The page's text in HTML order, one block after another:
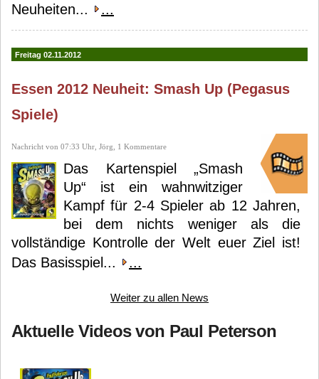
Neuheiten...
...
Freitag 02.11.2012
Essen 2012 Neuheit: Smash Up (Pegasus
Spiele)
Nachricht von 07:33 Uhr, Jörg, 1 Kommentare
Das Kartenspiel „Smash
Up“ ist ein wahnwitziger
Kampf für 2-4 Spieler ab 12 Jahren,
bei dem nichts weniger als die
vollständige Kontrolle der Welt euer Ziel ist!
Das Basisspiel...
...
Weiter zu allen News
Aktuelle Videos von Paul Peterson